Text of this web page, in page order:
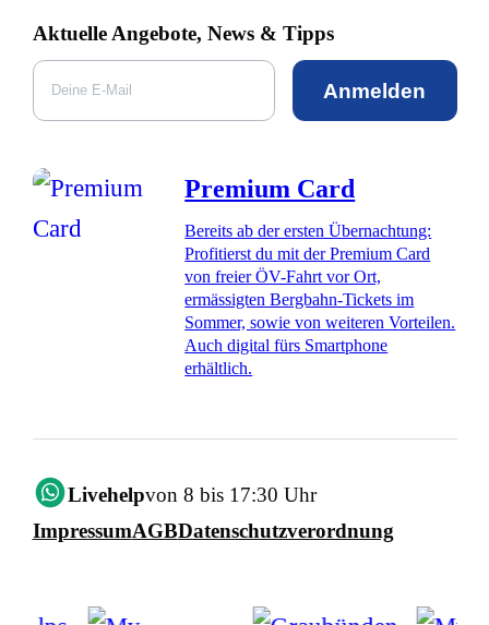
Aktuelle Angebote, News & Tipps
Anmelden
Premium Card
Bereits ab der ersten Übernachtung:
Profitierst du mit der Premium Card
von freier ÖV-Fahrt vor Ort,
ermässigten Bergbahn-Tickets im
Sommer, sowie von weiteren Vorteilen.
Auch digital fürs Smartphone
erhältlich.
Livehelpvon 8 bis 17:30 Uhr
ImpressumAGBDatenschutzverordnung